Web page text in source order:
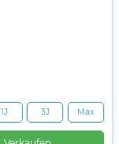
1J 3J Max